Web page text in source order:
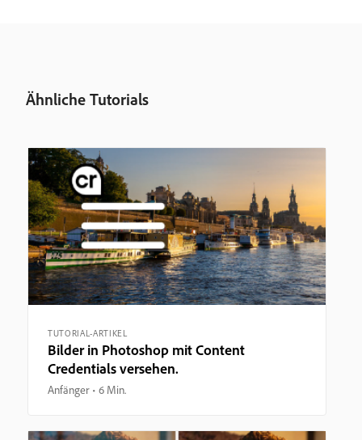
Ähnliche Tutorials
TUTORIAL-ARTIKEL
Bilder in Photoshop mit Content
Credentials versehen.
Anfänger 6 Min.